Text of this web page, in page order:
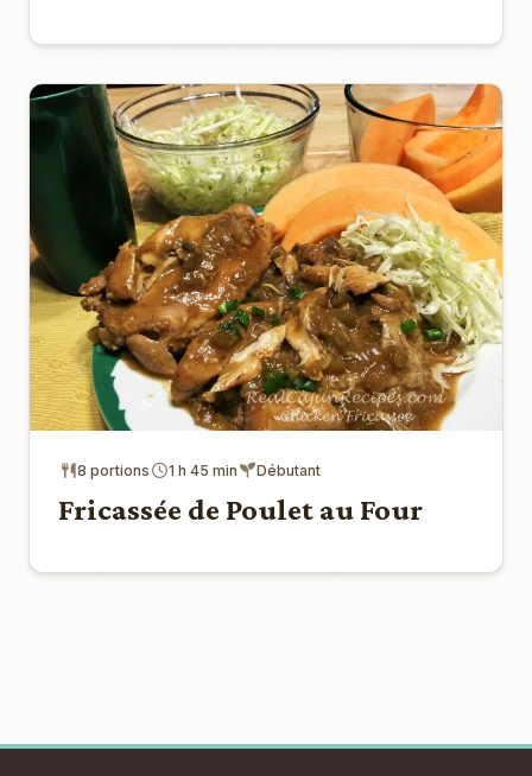
8 portions 1 h 45 min Débutant
Fricassée de Poulet au Four